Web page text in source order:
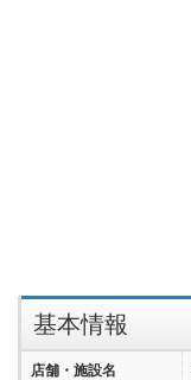
基本情報
店舗・施設名